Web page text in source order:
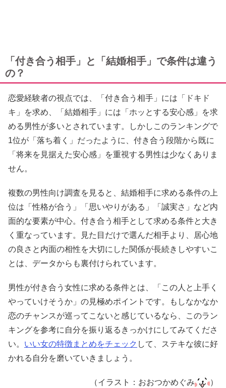
「付き合う相手」と「結婚相手」で条件は違う
の？
恋愛経験者の視点では、「付き合う相手」には「ドキド
キ」を求め、「結婚相手」には「ホッとする安心感」を求
める男性が多いとされています。しかしこのランキングで
1位が「落ち着く」だったように、付き合う段階から既に
「将来を見据えた安心感」を重視する男性は少なくありま
せん。
複数の男性向け調査を見ると、結婚相手に求める条件の上
位は「性格が合う」「思いやりがある」「誠実さ」など内
面的な要素が中心。付き合う相手として求める条件と大き
く重なっています。見た目だけで選んだ相手より、居心地
の良さと内面の相性を大切にした関係が長続きしやすいこ
とは、データからも裏付けられています。
男性が付き合う女性に求める条件とは、「この人と上手く
やっていけそうか」の見極めポイントです。もしなかなか
恋のチャンスが巡ってこないと感じているなら、このラン
キングを参考に自分を振り返るきっかけにしてみてくださ
い。 いい女の特徴まとめをチェック して、ステキな彼に好
かれる自分を磨いていきましょう。
（イラスト：おおつかめぐみ ）